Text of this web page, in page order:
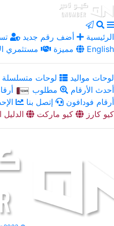
الرئيسية أضف رقم جديد
مميزة
مستثمري English
لوحات مواليد لوحات متسلسلة
أحدث الأرقام
مطلوب
أرقام فودافون
إتصل بنا
كيو كارز
كيو ماركت